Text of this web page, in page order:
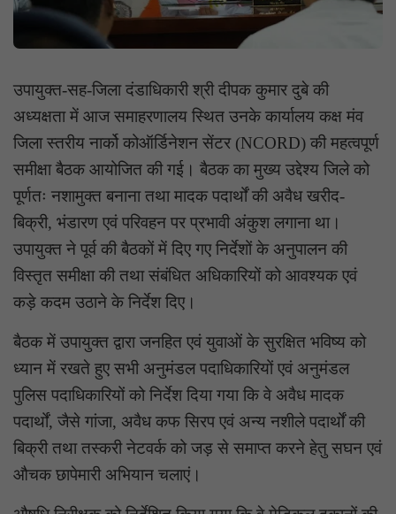
उपायुक्त-सह-जिला दंडाधिकारी श्री दीपक कुमार दुबे की
अध्यक्षता में आज समाहरणालय स्थित उनके कार्यालय कक्ष मंव
जिला स्तरीय नार्को कोऑर्डिनेशन सेंटर (NCORD) की महत्वपूर्ण
समीक्षा बैठक आयोजित की गई। बैठक का मुख्य उद्देश्य जिले को
पूर्णतः नशामुक्त बनाना तथा मादक पदार्थों की अवैध खरीद-
बिक्री, भंडारण एवं परिवहन पर प्रभावी अंकुश लगाना था।
उपायुक्त ने पूर्व की बैठकों में दिए गए निर्देशों के अनुपालन की
विस्तृत समीक्षा की तथा संबंधित अधिकारियों को आवश्यक एवं
कड़े कदम उठाने के निर्देश दिए।
बैठक में उपायुक्त द्वारा जनहित एवं युवाओं के सुरक्षित भविष्य को
ध्यान में रखते हुए सभी अनुमंडल पदाधिकारियों एवं अनुमंडल
पुलिस पदाधिकारियों को निर्देश दिया गया कि वे अवैध मादक
पदार्थों, जैसे गांजा, अवैध कफ सिरप एवं अन्य नशीले पदार्थों की
बिक्री तथा तस्करी नेटवर्क को जड़ से समाप्त करने हेतु सघन एवं
औचक छापेमारी अभियान चलाएं।